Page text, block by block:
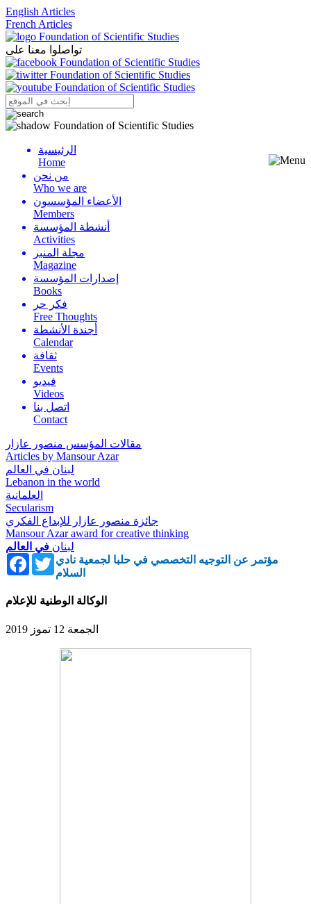
English Articles
French Articles
تواصلوا معنا على
Menu
الرئيسية
Home
من نحن
Who we are
الأعضاء المؤسسون
Members
أنشطة المؤسسة
Activities
مجلة المنبر
Magazine
إصدارات المؤسسة
Books
فكر حر
Free Thoughts
أجندة الأنشطة
Calendar
ثقافة
Events
فيديو
Videos
اتصل بنا
Contact
مقالات المؤسس منصور عازار
Articles by Mansour Azar
لبنان في العالم
Lebanon in the world
العلمانية
Secularism
جائزة منصور عازار للإبداع الفكري
Mansour Azar award for creative thinking
لبنان في العالم
Facebook
Twitter
مؤتمر عن التوجيه التخصصي في حلبا لجمعية نادي
السلام
الوكالة الوطنية للإعلام
الجمعة 12 تموز 2019